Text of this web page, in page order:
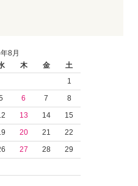
8月
木 金
土
1
6 7
8
13 14
15
20 21
22
27 28
29